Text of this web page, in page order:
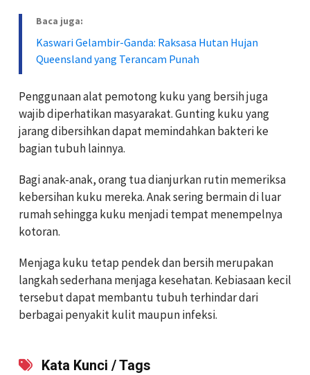
Baca juga:
Kaswari Gelambir-Ganda: Raksasa Hutan Hujan
Queensland yang Terancam Punah
Penggunaan alat pemotong kuku yang bersih juga
wajib diperhatikan masyarakat. Gunting kuku yang
jarang dibersihkan dapat memindahkan bakteri ke
bagian tubuh lainnya.
Bagi anak-anak, orang tua dianjurkan rutin memeriksa
kebersihan kuku mereka. Anak sering bermain di luar
rumah sehingga kuku menjadi tempat menempelnya
kotoran.
Menjaga kuku tetap pendek dan bersih merupakan
langkah sederhana menjaga kesehatan. Kebiasaan kecil
tersebut dapat membantu tubuh terhindar dari
berbagai penyakit kulit maupun infeksi.
Kata Kunci / Tags